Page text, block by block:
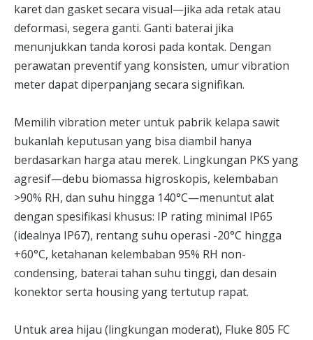
karet dan gasket secara visual—jika ada retak atau
deformasi, segera ganti. Ganti baterai jika
menunjukkan tanda korosi pada kontak. Dengan
perawatan preventif yang konsisten, umur vibration
meter dapat diperpanjang secara signifikan.
Memilih vibration meter untuk pabrik kelapa sawit
bukanlah keputusan yang bisa diambil hanya
berdasarkan harga atau merek. Lingkungan PKS yang
agresif—debu biomassa higroskopis, kelembaban
>90% RH, dan suhu hingga 140°C—menuntut alat
dengan spesifikasi khusus: IP rating minimal IP65
(idealnya IP67), rentang suhu operasi -20°C hingga
+60°C, ketahanan kelembaban 95% RH non-
condensing, baterai tahan suhu tinggi, dan desain
konektor serta housing yang tertutup rapat.
Untuk area hijau (lingkungan moderat), Fluke 805 FC